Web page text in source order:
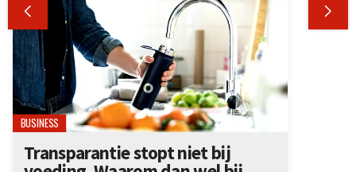
 
BUSINESS
Transparantie stopt niet bij